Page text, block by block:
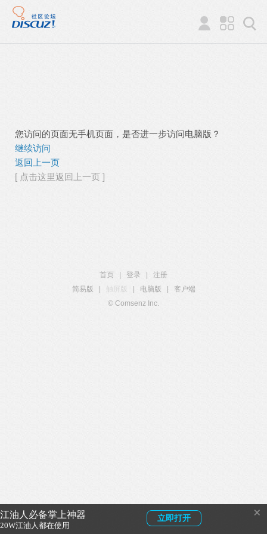
江油人必备掌上神器
20W江油人都在使用
立即打开 ×
您访问的页面无手机页面，是否进一步访问电脑版？
继续访问
返回上一页
[ 点击这里返回上一页 ]
首页 登录
注册
简易版
触屏版 电脑版
客户端
© Comsenz Inc.